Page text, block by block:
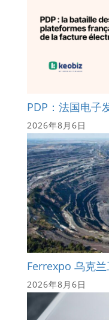
PDP：法国电子
2026年8月6日
Ferrexpo 乌克
2026年8月6日